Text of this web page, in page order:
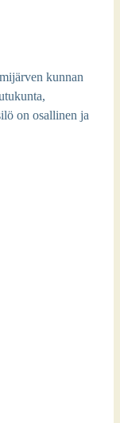
kunnan
on osallinen ja